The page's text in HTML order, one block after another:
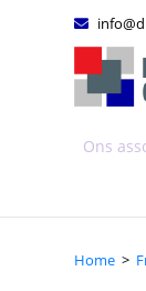
Ons
Home >